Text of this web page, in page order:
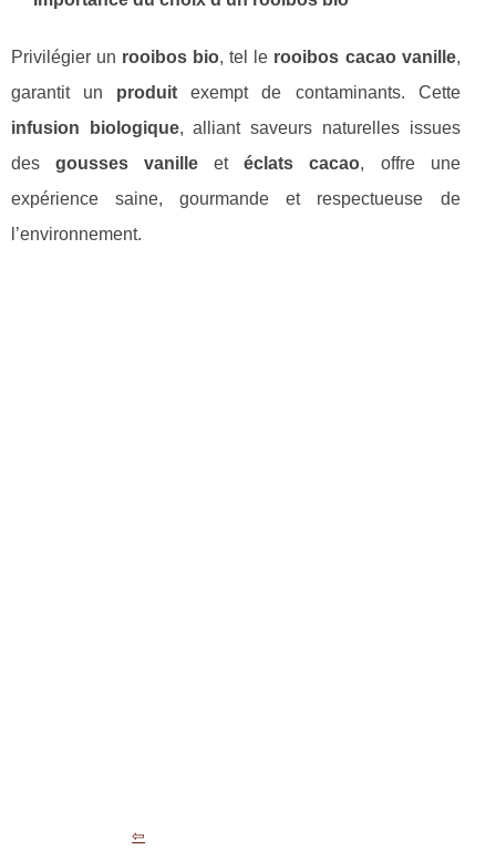
Privilégier un rooibos bio, tel le rooibos cacao vanille,
garantit un produit exempt de contaminants. Cette
infusion biologique, alliant saveurs naturelles issues
desgousses vanille etéclats cacao, offre une
expérience saine, gourmande et respectueuse de
l’environnement.